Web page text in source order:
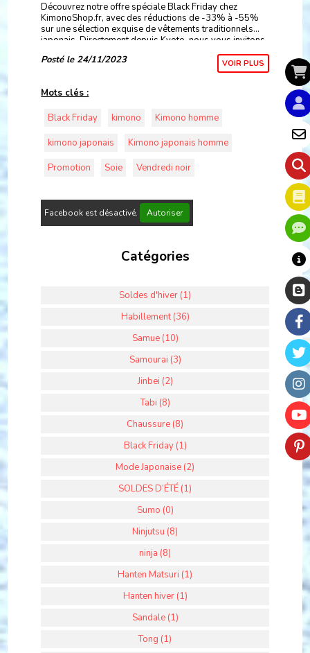
Découvrez notre offre spéciale Black Friday chez
KimonoShop.fr, avec des réductions de -33% à -55%
sur une sélection exquise de vêtements traditionnels
japonais. Directement depuis Kyoto, nous vous invitons
à explorer notre gamme authentique de Yukatas, k
Posté le 24/11/2023 VOIR PLUS
Mots clés :
Black Friday
kimono
Kimono homme
kimono japonais
Kimono japonais homme
Promotion
Soie Vendredi noir
Facebook est désactivé. Autoriser
Catégories
Soldes d'hiver (1)
Habillement (36)
Samue (10)
Samourai (3)
Jinbei (2)
Tabi (8)
Chaussure (8)
Black Friday (1)
Mode Japonaise (2)
SOLDES D’ÉTÉ (1)
Sumo (0)
Ninjutsu (8)
ninja (8)
Hanten Matsuri (1)
Hanten hiver (1)
Sandale (1)
Tong (1)